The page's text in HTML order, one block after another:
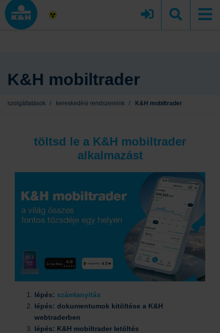
K&H mobiltrader
szolgáltatások / kereskedési rendszereink / K&H mobiltrader
töltsd le a K&H mobiltrader
alkalmazást
lépés: számlanyitás
lépés: dokumentumok kitöltése a K&H
webtraderben
lépés: K&H mobiltrader letöltés